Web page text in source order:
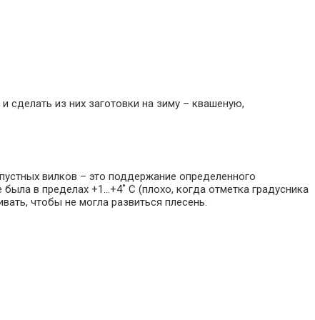
сделать из них заготовки на зиму – квашеную,
вилков – это поддержание определенного
в пределах +1…+4˚ C (плохо, когда отметка градусника
чтобы не могла развиться плесень.